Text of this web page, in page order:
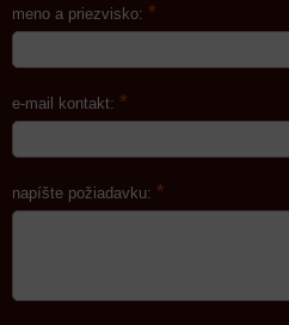
meno a priezvisko: *
e-mail kontakt: *
napíšte požiadavku: *